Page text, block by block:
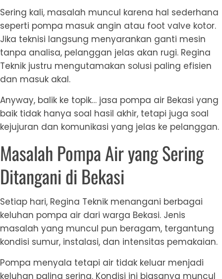
Sering kali, masalah muncul karena hal sederhana
seperti pompa masuk angin atau foot valve kotor.
Jika teknisi langsung menyarankan ganti mesin
tanpa analisa, pelanggan jelas akan rugi. Regina
Teknik justru mengutamakan solusi paling efisien
dan masuk akal.
Anyway, balik ke topik… jasa pompa air Bekasi yang
baik tidak hanya soal hasil akhir, tetapi juga soal
kejujuran dan komunikasi yang jelas ke pelanggan.
Masalah Pompa Air yang Sering
Ditangani di Bekasi
Setiap hari, Regina Teknik menangani berbagai
keluhan pompa air dari warga Bekasi. Jenis
masalah yang muncul pun beragam, tergantung
kondisi sumur, instalasi, dan intensitas pemakaian.
Pompa menyala tetapi air tidak keluar menjadi
keluhan paling sering. Kondisi ini biasanya muncul